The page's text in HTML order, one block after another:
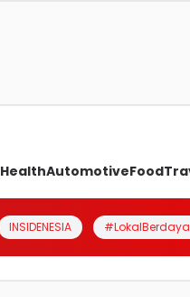
HealthAutomotiveFood
INSIDENESIA #LokalBerdaya